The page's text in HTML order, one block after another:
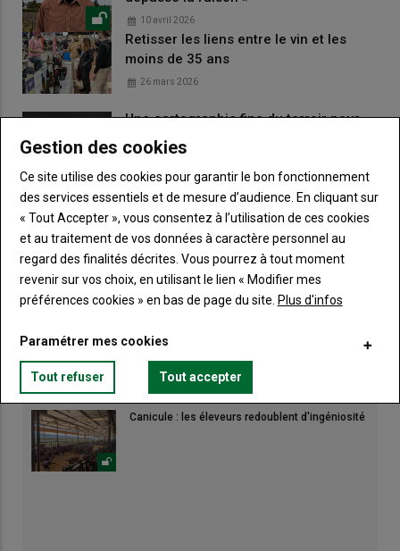
10 avril 2026
Retisser les liens entre le vin et les
moins de 35 ans
26 mars 2026
Une cartographie fine du terroir pour
guider les choix viticoles
Projet Recouvertt : favoriser la montée
en compétences des couverts
11 décembre 2025
LES PLUS LUS
Bouge ton Bled invite la culture à la campagne
Canicule : les éleveurs redoublent d'ingéniosité
Gestion des cookies
Ce site utilise des cookies pour garantir le bon fonctionnement
des services essentiels et de mesure d’audience. En cliquant sur
« Tout Accepter », vous consentez à l’utilisation de ces cookies
et au traitement de vos données à caractère personnel au
regard des finalités décrites. Vous pourrez à tout moment
revenir sur vos choix, en utilisant le lien « Modifier mes
préférences cookies » en bas de page du site. Plus d'infos
Paramétrer mes cookies
Tout refuser Tout accepter